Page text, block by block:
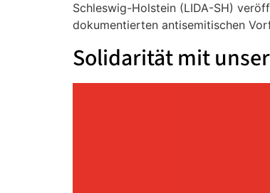
Schleswig-Holstein (LIDA-SH)
dokumentierten antisemitischen
Solidarität mit